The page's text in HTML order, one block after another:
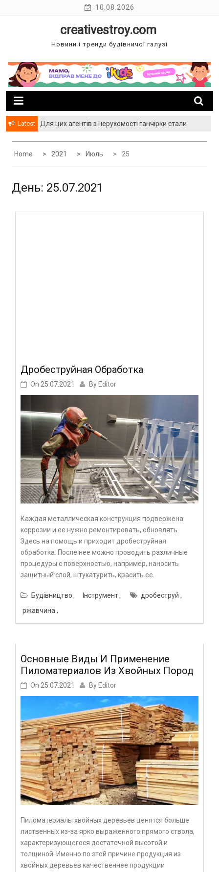
10.08.2026
creativestroy.com
Новини і тренди будівничої галузі
Latest
Для цих агентів з нерухомості ганчірки стали
Home 2021 Июль 25
День: 25.07.2021
Дробеструйная Обработка
On 25.07.2021 By Editor
Каждая металлическая конструкция подвержена
коррозии и ее нужно ремонтировать, обновлять.
Здесь на помощь и приходит дробеструйная
обработка. После нее можно проводить различные
процедуры с поверхностью, например, наносить
защитный слой, штукатурить, красить ее.
Будівництво Інструмент
дробеструй
ржавчина
Основные Виды И Применение
Пиломатериалов Из Хвойных Пород
On 25.07.2021 By Editor
Пиломатериалы хвойных деревьев ценятся больше
лиственных из-за ярко выраженного прямого ствола,
характеризующегося достаточной высотой и
толщиной. Именно по этой причине продукция из
хвойных деревьев качественнее продукции